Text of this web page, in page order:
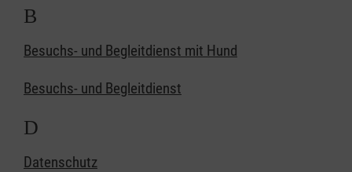
B
Besuchs- und Begleitdienst mit Hund
Besuchs- und Begleitdienst
D
Datenschutz